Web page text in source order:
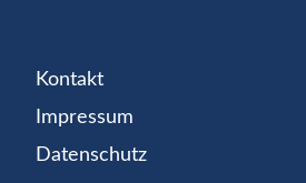
Kontakt
Impressum
Datenschutz